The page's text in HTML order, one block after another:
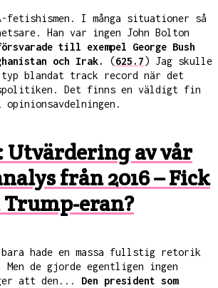
fetishismen. I många situationer så
Han var ingen John Bolton
till exempel George Bush
och Irak.
(625.7) Jag skulle
blandat track record när det
Det finns en väldigt fin
Utvärdering av vår
från 2016 – Fick
eran?
bara hade en massa fullstig retorik
Men de gjorde egentligen ingen
att den... Den president som